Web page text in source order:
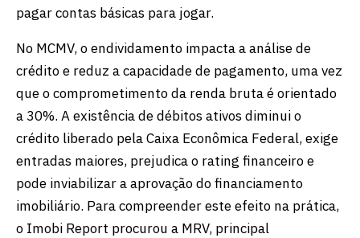
pagar contas básicas para jogar.
No MCMV, o endividamento impacta a análise de
crédito e reduz a capacidade de pagamento, uma vez
que o comprometimento da renda bruta é orientado
a 30%. A existência de débitos ativos diminui o
crédito liberado pela Caixa Econômica Federal, exige
entradas maiores, prejudica o rating financeiro e
pode inviabilizar a aprovação do financiamento
imobiliário. Para compreender este efeito na prática,
o Imobi Report procurou a MRV, principal